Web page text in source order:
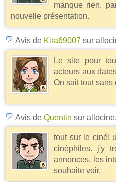
manque rien.
nouvelle présentation.
Avis de Kira69007 sur
Le site pour
acteurs aux
On sait tout sans
Avis de Quentin sur
tout sur le ciné!
cinéphiles. j'y
annonces, les
souhaite voir.